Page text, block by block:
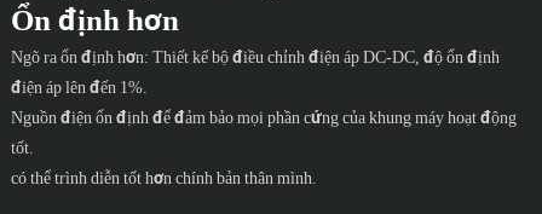
Ổn định hơn
Ngõ ra ổn định hơn: Thiết kế bộ điều chỉnh điện áp DC-DC, độ ổn định
điện áp lên đến 1%.
Nguồn điện ổn định để đảm bảo mọi phần cứng của khung máy hoạt động
tốt.
có thể trình diễn tốt hơn chính bản thân mình.